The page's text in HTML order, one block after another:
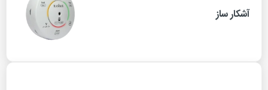
آشکار ساز